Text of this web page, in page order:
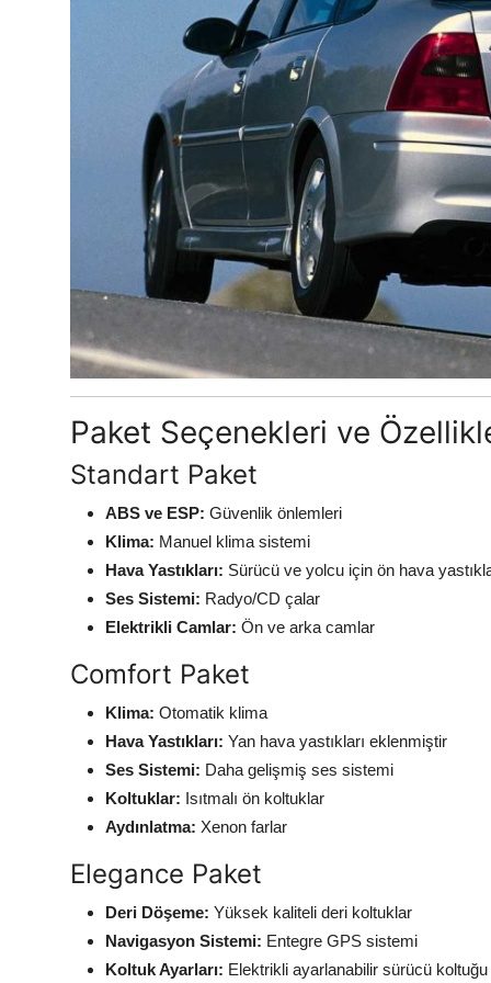
Paket Seçenekleri ve
Standart Paket
ABS ve ESP: Güvenlik önlemleri
Klima: Manuel klima sistemi
Hava Yastıkları: Sürücü ve yolcu için ön hava
Ses Sistemi: Radyo/CD çalar
Elektrikli Camlar: Ön ve arka camlar
Comfort Paket
Klima: Otomatik klima
Hava Yastıkları: Yan hava yastıkları eklenmiştir
Ses Sistemi: Daha gelişmiş ses sistemi
Koltuklar: Isıtmalı ön koltuklar
Aydınlatma: Xenon farlar
Elegance Paket
Deri Döşeme: Yüksek kaliteli deri koltuklar
Navigasyon Sistemi: Entegre GPS sistemi
Koltuk Ayarları: Elektrikli ayarlanabilir sürücü koltuğu